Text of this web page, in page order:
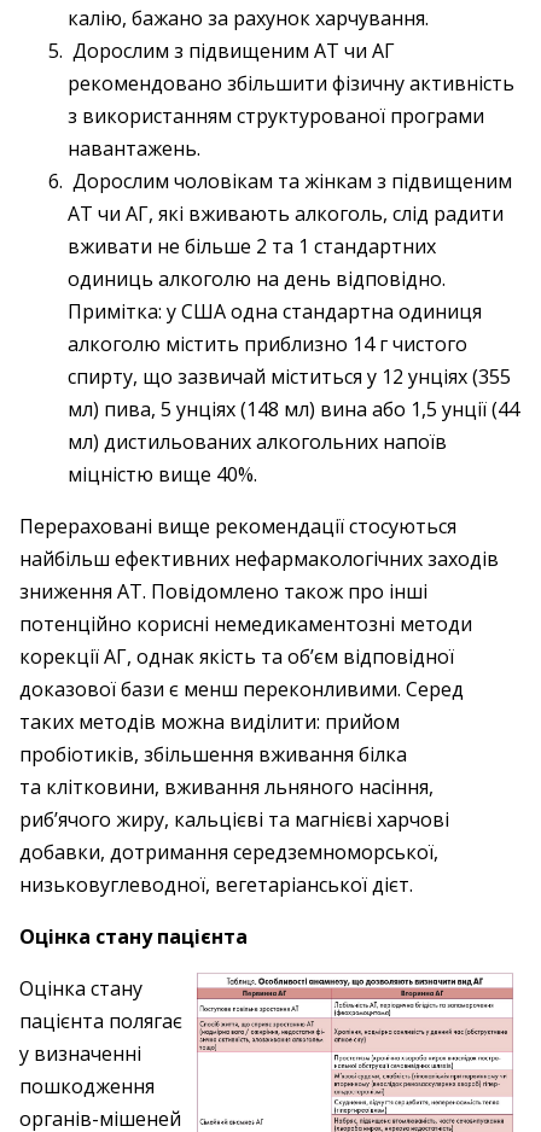
калію, бажано за рахунок харчування.
Дорослим з підвищеним АТ чи АГ
рекомендовано збільшити фізичну активність
з використанням структурованої програми
навантажень.
Дорослим чоловікам та жінкам з підвищеним
АТ чи АГ, які вживають алкоголь, слід радити
вживати не більше 2 та 1 стандартних
одиниць алкоголю на день відповідно.
Примітка: у США одна стандартна одиниця
алкоголю містить приблизно 14 г чистого
спирту, що зазвичай міститься у 12 унціях (355
мл) пива, 5 унціях (148 мл) вина або 1,5 унції (44
мл) дистильованих алкогольних напоїв
міцністю вище 40%.
Перераховані вище рекомендації стосуються
найбільш ефективних нефармакологічних заходів
зниження АТ. Повідомлено також про інші
потенційно корисні немедикаментозні методи
корекції АГ, однак якість та об’єм відповідної
доказової бази є менш переконливими. Серед
таких методів можна виділити: прийом
пробіотиків, збільшення вживання білка
та клітковини, вживання льняного насіння,
риб’ячого жиру, кальцієві та магнієві харчові
добавки, дотримання середземноморської,
низьковуглеводної, вегетаріанської дієт.
Оцінка стану пацієнта
Оцінка стану
пацієнта полягає
у визначенні
пошкодження
органів-мішеней